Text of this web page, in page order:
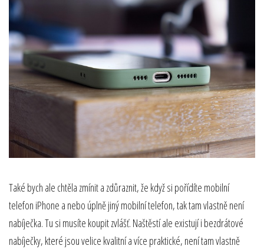
Také bych ale chtěla zmínit a zdůraznit, že když si pořídíte mobilní
telefon iPhone a nebo úplně jiný mobilní telefon, tak tam vlastně není
nabíječka. Tu si musíte koupit zvlášť. Naštěstí ale existují i bezdrátové
nabíječky, které jsou velice kvalitní a více praktické, není tam vlastně